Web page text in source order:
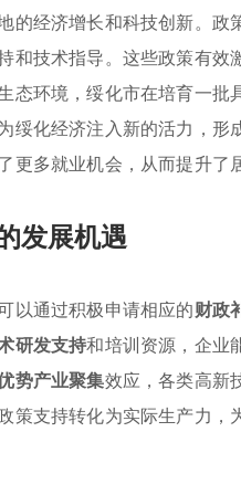
的经济增长和科技创新。政
和技术指导。这些政策有效
态环境，绥化市在培育一批
绥化经济注入新的活力，形
更多就业机会，从而提升了
发展机遇
以通过积极申请相应的财政
研发支持和培训资源，企业
势产业聚集效应，各类高新
策支持转化为实际生产力，